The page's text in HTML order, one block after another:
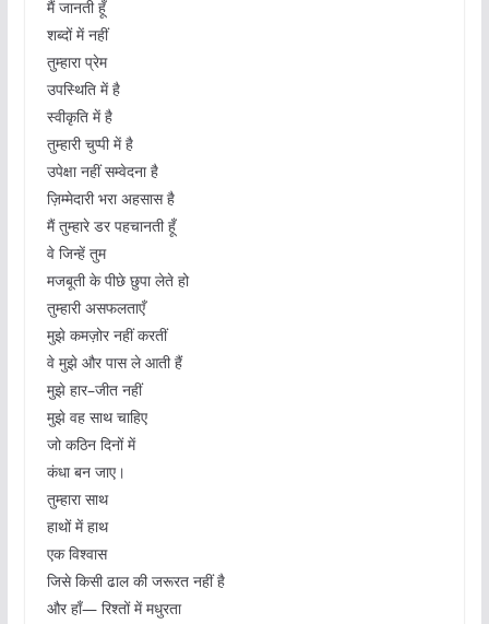
मैं जानती हूँ
शब्दों में नहीं
तुम्हारा प्रेम
उपस्थिति में है
स्वीकृति में है
तुम्हारी चुप्पी में है
उपेक्षा नहीं सम्वेदना है
ज़िम्मेदारी भरा अहसास है
मैं तुम्हारे डर पहचानती हूँ
वे जिन्हें तुम
मजबूती के पीछे छुपा लेते हो
तुम्हारी असफलताएँ
मुझे कमज़ोर नहीं करतीं
वे मुझे और पास ले आती हैं
मुझे हार–जीत नहीं
मुझे वह साथ चाहिए
जो कठिन दिनों में
कंधा बन जाए।
तुम्हारा साथ
हाथों में हाथ
एक विश्वास
जिसे किसी ढाल की जरूरत नहीं है
और हाँ— रिश्तों में मधुरता